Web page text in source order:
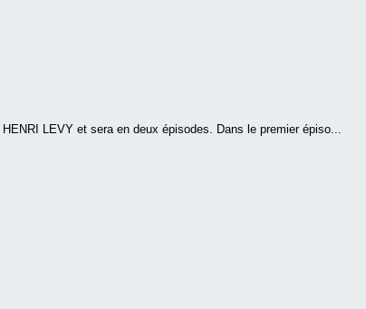
LEVY et sera en deux épisodes. Dans le premier épiso...